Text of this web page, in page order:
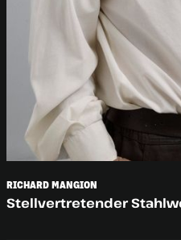
RICHARD MANGION
Stellvertretender